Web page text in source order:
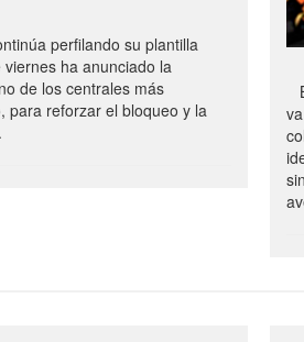
perfilando su plantilla
ha anunciado la
de los centrales más
para reforzar el bloqueo y la